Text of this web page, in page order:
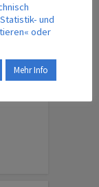
und
oder
Mehr Info